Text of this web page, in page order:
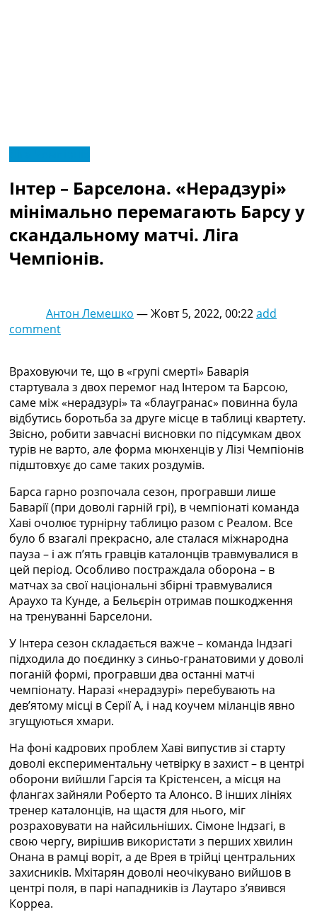
МенюНовини футболу
Відео
Новини футболу України
Футбольні трансфери
Останні коментарі
Конкурс прогнозів
Правила
Україна. Прем’єр-Ліга
Україна. Перша Ліга
Ліга Чемпіонів
Англія. Прем’єр-Ліга
Іспанія. Ла Ліга
Ще Турніри >>>
Таблиці
Чемпіонат Світу. Турнирні таблиці
Таблиця УПЛ
Перша Ліга
Таблиця АПЛ
Таблиця Ла Ліги
Таблиця Ліги Чемпіонів
Всі таблиці >>>
Рейтинги
Рейтинг країн УЄФА
Рейтинг клубів УЄФА
Рейтинг ФІФА
Телепрограма
RU
UA
Categories
Головна
Новини футболу
Відео
Новини футболу України
Футбольні трансфери
Останні коментарі
Конкурс прогнозів
Логін
Рейтінги
Правила
Інтер – Барселона. «Нерадзурі»
мінімально перемагають Барсу у
скандальному матчі. Ліга
Чемпіонів.
Антон Лемешко —Жовт 5, 2022, 00:22add
comment
Враховуючи те, що в «групі смерті» Баварія
стартувала з двох перемог над Інтером та Барсою,
саме між «нерадзурі» та «блаугранас» повинна була
відбутись боротьба за друге місце в таблиці квартету.
Звісно, робити завчасні висновки по підсумкам двох
турів не варто, але форма мюнхенців у Лізі Чемпіонів
підштовхує до саме таких роздумів.
Барса гарно розпочала сезон, програвши лише
Баварії (при доволі гарній грі), в чемпіонаті команда
Хаві очолює турнірну таблицю разом с Реалом. Все
було б взагалі прекрасно, але сталася міжнародна
пауза – і аж пʼять гравців каталонців травмувалися в
цей період. Особливо постраждала оборона – в
матчах за свої національні збірні травмувалися
Араухо та Кунде, а Бельєрін отримав пошкодження
на тренуванні Барселони.
У Інтера сезон складається важче – команда Індзагі
підходила до поєдинку з синьо-гранатовими у доволі
поганій формі, програвши два останні матчі
чемпіонату. Наразі «нерадзурі» перебувають на
девʼятому місці в Серії А, і над коучем міланців явно
згущуються хмари.
На фоні кадрових проблем Хаві випустив зі старту
доволі експериментальну четвірку в захист – в центрі
оборони вийшли Гарсія та Крістенсен, а місця на
флангах зайняли Роберто та Алонсо. В інших лініях
тренер каталонців, на щастя для нього, міг
розраховувати на найсильніших. Сімоне Індзагі, в
свою чергу, вирішив використати з перших хвилин
Онана в рамці воріт, а де Врея в трійці центральних
захисників. Мхітарян доволі неочікувано вийшов в
центрі поля, в парі нападників із Лаутаро зʼявився
Корреа.